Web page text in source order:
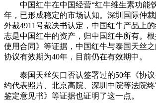
中国红牛在中国经营“红牛维生素功能
年，已形成稳定的市场认知。深圳国际仲
外裁4911号裁决书认定，中国红牛产品上
志是中国红牛的资产，归中国红牛所有。
使用合同》等证据，中国红牛与泰国天丝
协议有效期为40年，目前仍在有效期中。
泰国天丝矢口否认签署过的50年《协议
约代表照片、北京高院、深圳中院等法院
鉴定意见书》等证据也证明了这一点。